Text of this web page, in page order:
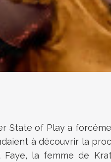
State of Play a
à découvrir la
la femme de